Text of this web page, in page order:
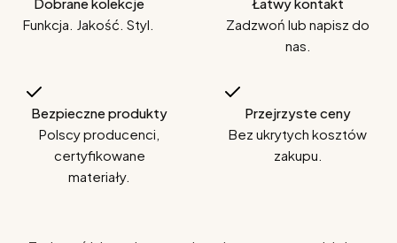
Funkcja. Jakość. Styl.
Zadzwoń lub napisz do
nas.
Bezpieczne produkty
Polscy producenci,
certyfikowane
materiały.
Przejrzyste ceny
Bez ukrytych kosztów
zakupu.